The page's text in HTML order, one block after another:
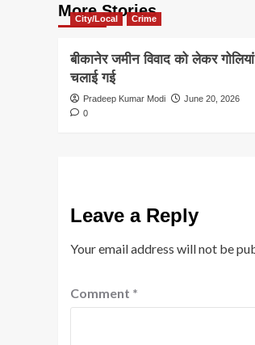
More Stories
City/Local Crime
बीकानेर जमीन विवाद को लेकर गोलियां
चलाई गई
Pradeep Kumar Modi
June 20, 2026
0
Leave a Reply
Your email address will not be
Comment *